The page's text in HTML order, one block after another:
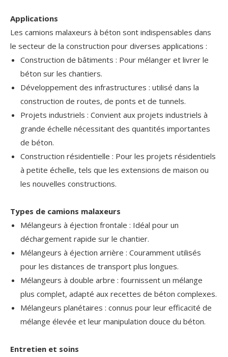
Applications
Les camions malaxeurs à béton sont indispensables dans
le secteur de la construction pour diverses applications :
Construction de bâtiments : Pour mélanger et livrer le
béton sur les chantiers.
Développement des infrastructures : utilisé dans la
construction de routes, de ponts et de tunnels.
Projets industriels : Convient aux projets industriels à
grande échelle nécessitant des quantités importantes
de béton.
Construction résidentielle : Pour les projets résidentiels
à petite échelle, tels que les extensions de maison ou
les nouvelles constructions.
Types de camions malaxeurs
Mélangeurs à éjection frontale : Idéal pour un
déchargement rapide sur le chantier.
Mélangeurs à éjection arrière : Couramment utilisés
pour les distances de transport plus longues.
Mélangeurs à double arbre : fournissent un mélange
plus complet, adapté aux recettes de béton complexes.
Mélangeurs planétaires : connus pour leur efficacité de
mélange élevée et leur manipulation douce du béton.
Entretien et soins